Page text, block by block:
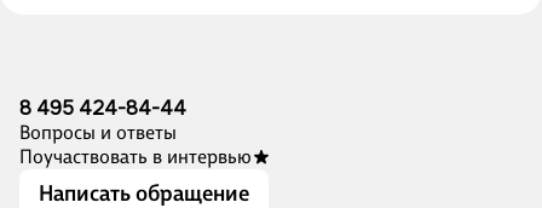
8 495 424-84-44
Вопросы и ответы
Поучаствовать в интервью
Написать обращение